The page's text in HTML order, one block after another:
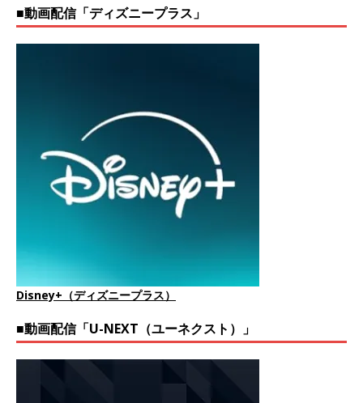
■動画配信「ディズニープラス」
Disney+（ディズニープラス）
■動画配信「U-NEXT（ユーネクスト）」